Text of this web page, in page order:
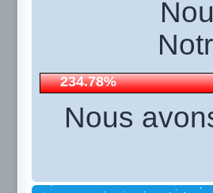
234.78%
Nous